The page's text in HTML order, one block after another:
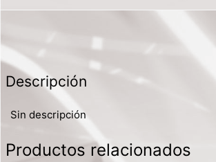
Descripción
Sin descripción
Productos relacionados